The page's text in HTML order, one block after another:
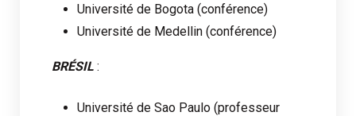
Université de Bogota (conférence)
Université de Medellin (conférence)
BRÉSIL :
Université de Sao Paulo (professeur